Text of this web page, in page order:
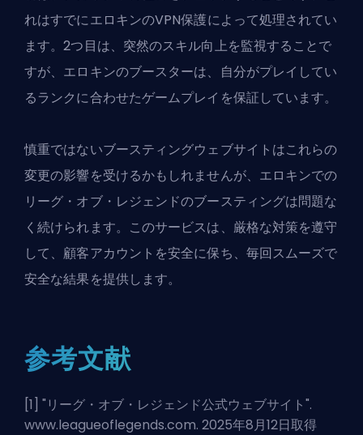
れはすでにエロキンのVPN保護によって処理されてい
ます。2つ目は、突然のスキル向上を監視することで
すが、エロキンのブースターは、自分がプレイしてい
るランクに合わせたゲームプレイを保証しています。
慎重ではないブースティングウェブサイトはこれらの
変更の影響を受けるかもしれませんが、エロキンでの
リーグ・オブ・レジェンドのブースティングは問題な
く続けられます。このサービスは、厳格な対策を遵守
して、顧客アカウントを安全に保ち、毎回スムーズで
安全な結果を提供します。
参考文献
[1] "リーグ・オブ・レジェンド公式ウェブサイト".
www.leagueoflegends.com. 2025年8月12日取得